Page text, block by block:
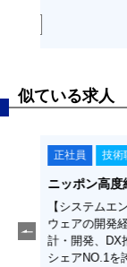
似ている求人
正社員 技
株式会社カ
【開発職】
のソフトウェ
はスマホカメ
採用され好評